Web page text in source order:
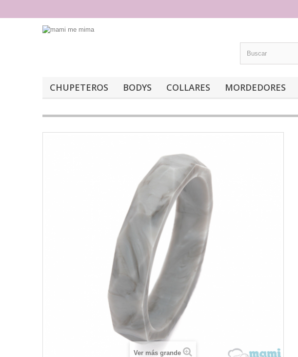
CHUPETEROS BODYS COLLARES MORDEDORES
Ver más grande